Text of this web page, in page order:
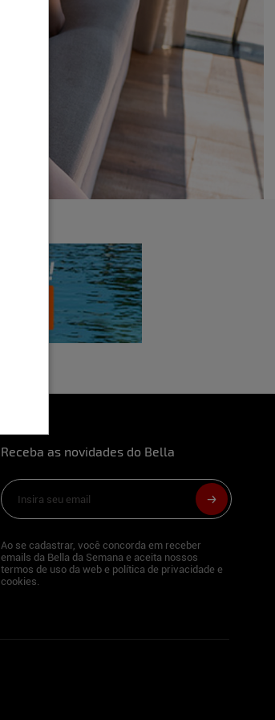
Receba as novidades do Bella
Ao se cadastrar, você concorda em receber
emails da Bella da Semana e aceita nossos
termos de uso da web e política de privacidade e
cookies.